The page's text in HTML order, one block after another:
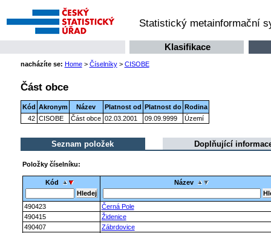
Statistický metainformační
Klasifikace
nacházíte se: Home> Číselníky> CISOBE
Část obce
Kód Akronym Název Platnost od Platnost do Rodina
42 CISOBE Část obce 02.03.2001 09.09.9999 Území
Seznam položek Doplňující
Položky číselníku:
Kód Název
490423
Černá Pole
490415
Židenice
490407
Zábrdovice